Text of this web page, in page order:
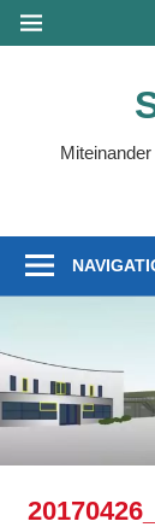
Zum
Inhalt
MENÜ